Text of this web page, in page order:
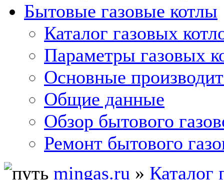
Бытовые газовые котлы
Каталог газовых
Параметры газовых
Основные
Общие данные
Обзор бытового
Ремонт бытового
mingas.ru » Каталог